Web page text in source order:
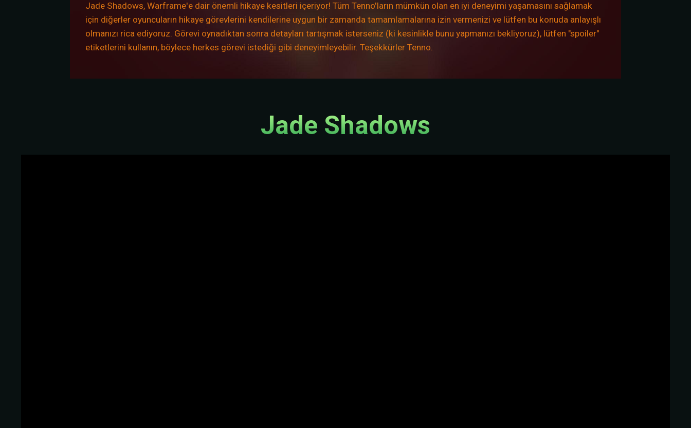
Jade Shadows, Warframe'e dair önemli hikaye kesitleri içeriyor! Tüm Tenno'ların mümkün olan en iyi deneyimi yaşamasını sağlamak
için diğerler oyuncuların hikaye görevlerini kendilerine uygun bir zamanda tamamlamalarına izin vermenizi ve lütfen bu konuda anlayışlı
olmanızı rica ediyoruz. Görevi oynadıktan sonra detayları tartışmak isterseniz (ki kesinlikle bunu yapmanızı bekliyoruz), lütfen "spoiler"
etiketlerini kullanın, böylece herkes görevi istediği gibi deneyimleyebilir. Teşekkürler Tenno.
Jade Shadows